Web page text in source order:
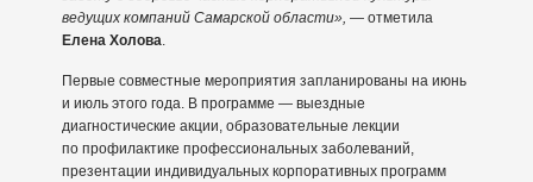
ведущих компаний Самарской области», — отметила
Елена Холова.
Первые совместные мероприятия запланированы на июнь
и июль этого года. В программе — выездные
диагностические акции, образовательные лекции
по профилактике профессиональных заболеваний,
презентации индивидуальных корпоративных программ